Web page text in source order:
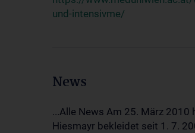
und-intensivme/
News
...Alle News Am 25. März 2010
Hiesmayr bekleidet seit 1. 7.